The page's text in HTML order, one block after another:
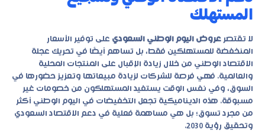
المستهلك
لا تقتصر عروض اليوم الوطني السعودي على توفير الأسعار
المنخفضة للمستهلكين فقط، بل تساهم أيضًا في تحريك عجلة
الاقتصاد الوطني من خلال زيادة الإقبال على المنتجات المحلية
والعالمية. فهي فرصة للشركات لزيادة مبيعاتها وتعزيز حضورها في
السوق، وفي نفس الوقت يستفيد المستهلكون من خصومات غير
مسبوقة. هذه الديناميكية تجعل التخفيضات في اليوم الوطني أكثر
من مجرد تسوق؛ بل هي مساهمة فعلية في دعم الاقتصاد السعودي
وتحقيق رؤية 2030.